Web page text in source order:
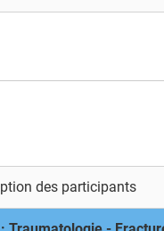
des participants